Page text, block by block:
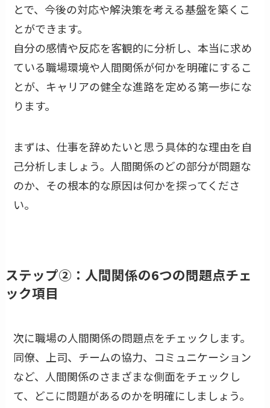
とで、今後の対応や解決策を考える基盤を築くこ
とができます。
自分の感情や反応を客観的に分析し、本当に求め
ている職場環境や人間関係が何かを明確にするこ
とが、キャリアの健全な進路を定める第一歩にな
ります。
まずは、仕事を辞めたいと思う具体的な理由を自
己分析しましょう。人間関係のどの部分が問題な
のか、その根本的な原因は何かを探ってくださ
い。
ステップ②：人間関係の6つの問題点チェ
ック項目
次に職場の人間関係の問題点をチェックします。
同僚、上司、チームの協力、コミュニケーション
など、人間関係のさまざまな側面をチェックし
て、どこに問題があるのかを明確にしましょう。